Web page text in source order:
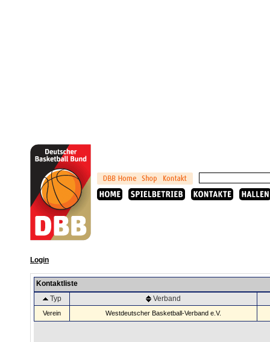
Login
Kontaktliste
Typ
Verband
Verein Westdeutscher Basketball-Verband e.V.